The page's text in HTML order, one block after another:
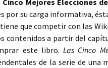
Cinco Mejores Elecciones
por su carga informativa,
que competir con las
contenidos a partir del
este libro.Las Cinco
de la serie de una